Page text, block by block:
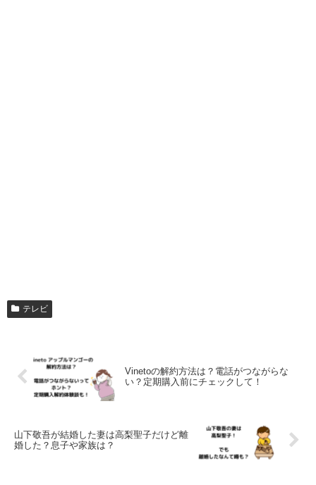
テレビ
Vinetoの解約方法は？電話がつながらな
い？定期購入前にチェックして！
山下敬吾が結婚した妻は高梨聖子だけど離
婚した？息子や家族は？